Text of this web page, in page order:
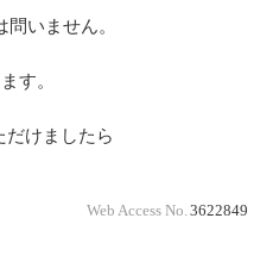
いません。
す。
だけましたら
Web Access No. 3622849